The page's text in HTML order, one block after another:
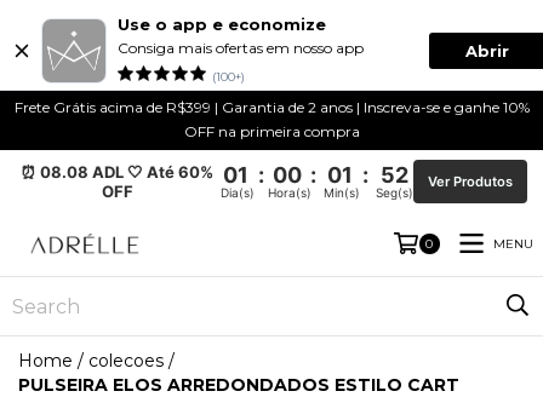
Use o app e economize
Consiga mais ofertas em nosso app
(100+)
Abrir
Frete Grátis acima de R$399 | Garantia de 2 anos | Inscreva-se e ganhe 10%
OFF na primeira compra
⏰ 08.08 ADL 🤍 Até 60%
OFF
01 : 00 : 01 : 51
Dia(s) Hora(s) Min(s) Seg(s)
Ver Produtos
0 MENU
Home / colecoes /
PULSEIRA ELOS ARREDONDADOS ESTILO CART